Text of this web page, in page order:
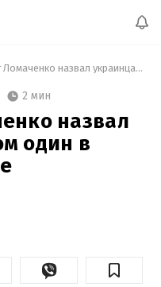
Конкурент Ломаченко назвал украинца номером один в легком дивизионе
2 мин
назвал
один в